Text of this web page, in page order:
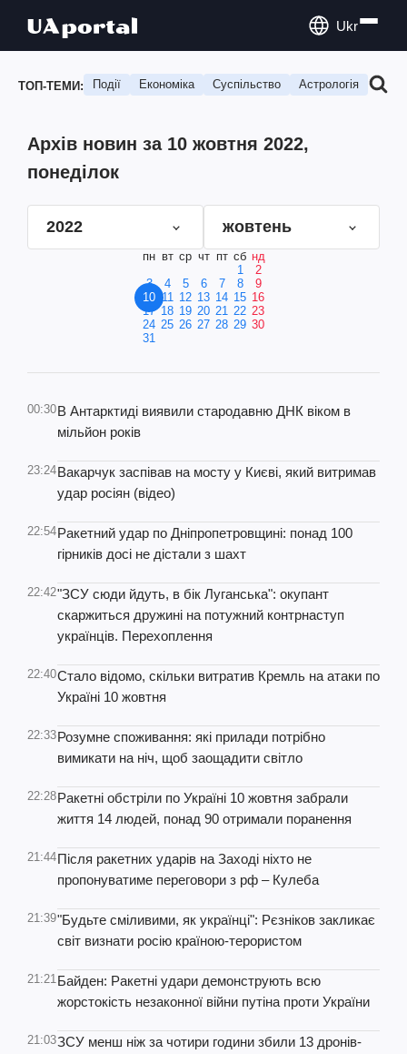
Ukr
ТОП-ТЕМИ: Події Економіка Суспільство Астрологія
Архів новин за 10 жовтня 2022,
понеділок
2022 жовтень
пн вт ср чт пт сб нд
1
2
3
4 5 6 7 8
9
10 11 12 13 14 15 16
17 18 19 20 21 22 23
24 25 26 27 28 29 30
31
00:30В Антарктиді виявили стародавню ДНК віком в
мільйон років
23:24Вакарчук заспівав на мосту у Києві, який витримав
удар росіян (відео)
22:54Ракетний удар по Дніпропетровщині: понад 100
гірників досі не дістали з шахт
22:42"ЗСУ сюди йдуть, в бік Луганська": окупант
скаржиться дружині на потужний контрнаступ
українців. Перехоплення
22:40Стало відомо, скільки витратив Кремль на атаки по
Україні 10 жовтня
22:33Розумне споживання: які прилади потрібно
вимикати на ніч, щоб заощадити світло
22:28Ракетні обстріли по Україні 10 жовтня забрали
життя 14 людей, понад 90 отримали поранення
21:44Після ракетних ударів на Заході ніхто не
пропонуватиме переговори з рф – Кулеба
21:39"Будьте сміливими, як українці": Рєзніков закликає
світ визнати росію країною-терористом
21:21Байден: Ракетні удари демонструють всю
жорстокість незаконної війни путіна проти України
21:03ЗСУ менш ніж за чотири години збили 13 дронів-